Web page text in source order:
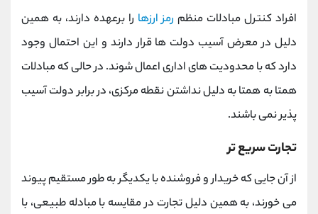
افراد کنترل مبادلات منظم رمز ارزها را برعهده دارند، به همین
دلیل در معرض آسیب دولت ها قرار دارند و این احتمال وجود
دارد که با محدودیت های اداری اعمال شوند. در حالی که مبادلات
همتا به همتا به دلیل نداشتن نقطه مرکزی، در برابر دولت آسیب
پذیر نمی باشند.
تجارت سریع تر
از آن جایی که خریدار و فروشنده با یکدیگر به طور مستقیم پیوند
می خورند، به همین دلیل تجارت در مقایسه با مبادله طبیعی، با